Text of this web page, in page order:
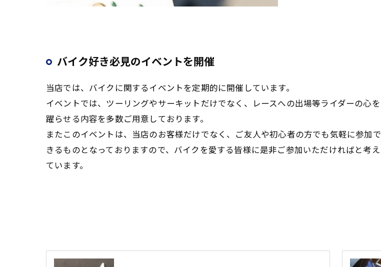
バイク好き必見のイベントを開催
当店では、バイクに関するイベントを定期的に開催しています。
イベントでは、ツーリングやサーキットだけでなく、レースへの出場等ライダーの心を
躍らせる内容を多数ご用意しております。
またこのイベントは、当店のお客様だけでなく、ご友人や初心者の方でも気軽に参加で
きるものとなっておりますので、バイクを愛する皆様に是非ご参加いただければと考え
ています。